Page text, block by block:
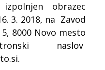
obrazec
3. 2018, na Zavod
8000 Novo mesto
naslov